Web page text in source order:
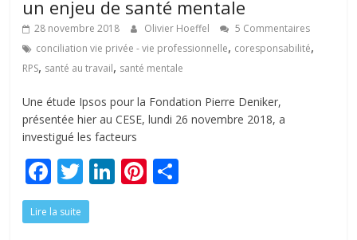
un enjeu de santé mentale
28 novembre 2018 Olivier Hoeffel
5 Commentaires
conciliation vie privée - vie professionnelle, coresponsabilité,
RPS, santé au travail, santé mentale
Une étude Ipsos pour la Fondation Pierre Deniker,
présentée hier au CESE, lundi 26 novembre 2018, a
investigué les facteurs
F
ac
e
T
w
itt
Li
n
Pi
nt
Lire la suite